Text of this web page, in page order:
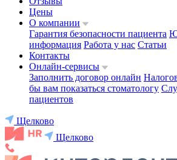
Цены
О компании
Гарантия безопасности пациента
информация Работа у нас Статьи
Контакты
Онлайн-сервисы
Заполнить договор онлайн
бы вам показаться стоматологу
пациентов
Щелково
Щелково